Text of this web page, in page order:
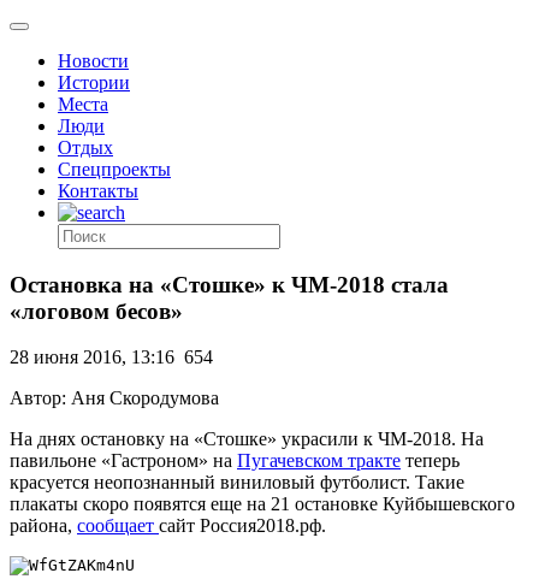
Новости
Истории
Места
Люди
Отдых
Спецпроекты
Контакты
Остановка на «Стошке» к ЧМ-2018 стала
«логовом бесов»
28 июня 2016, 13:16 654
Автор: Аня Скородумова
На днях остановку на «Стошке» украсили к ЧМ-2018. На
павильоне «Гастроном» на Пугачевском тракте теперь
красуется неопознанный виниловый футболист. Такие
плакаты скоро появятся еще на 21 остановке Куйбышевского
района, сообщает сайт Россия2018.рф.